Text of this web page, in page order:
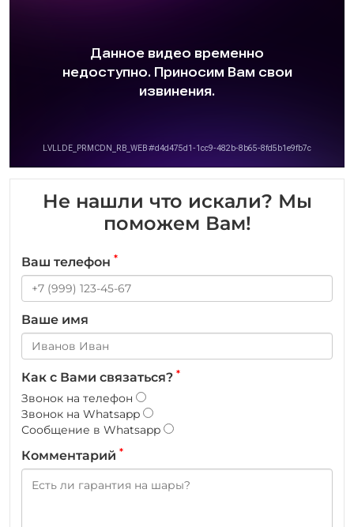
Не нашли что искали? Мы
поможем Вам!
Ваш телефон *
Ваше имя
Как с Вами связаться? *
Звонок на телефон
Звонок на Whatsapp
Сообщение в Whatsapp
Комментарий *